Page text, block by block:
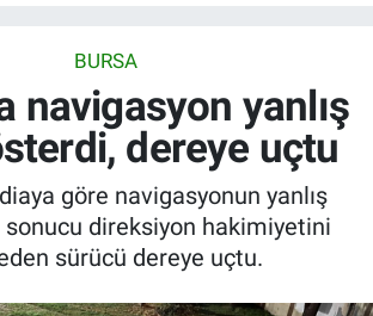
BURSA
navigasyon yanlış
dereye uçtu
göre navigasyonun yanlış
direksiyon hakimiyetini
sürücü dereye uçtu.
Haberleri